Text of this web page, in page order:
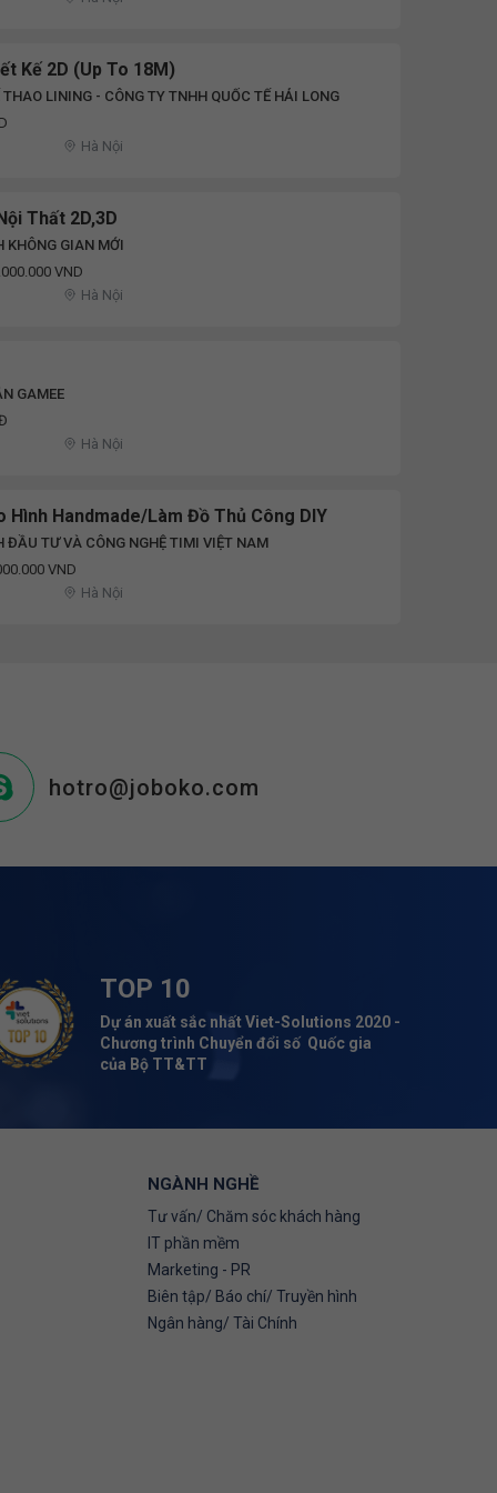
Kế 2D (up To 18M)
LINING - CÔNG TY TNHH QUỐC TẾ HẢI LONG
Hà Nội
Thất 2D,3D
KHÔNG GIAN MỚI
VND
Hà Nội
GAMEE
Hà Nội
Hình Handmade/Làm Đồ Thủ Công DIY
ĐẦU TƯ VÀ CÔNG NGHỆ TIMI VIỆT NAM
VND
Hà Nội
hotro@joboko.com
TOP 10
Dự án xuất sắc nhất Viet-Solutions 2020 -
Chương trình Chuyển đổi số Quốc gia
của Bộ TT&TT
NGÀNH NGHỀ
Tư vấn/ Chăm sóc khách hàng
IT phần mềm
Marketing - PR
Biên tập/ Báo chí/ Truyền hình
Ngân hàng/ Tài Chính